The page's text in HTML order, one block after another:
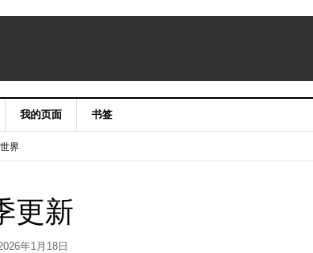
我的页面 书签
CLASSIC&LUXURY X’mas2015
界
更新
年1月18日